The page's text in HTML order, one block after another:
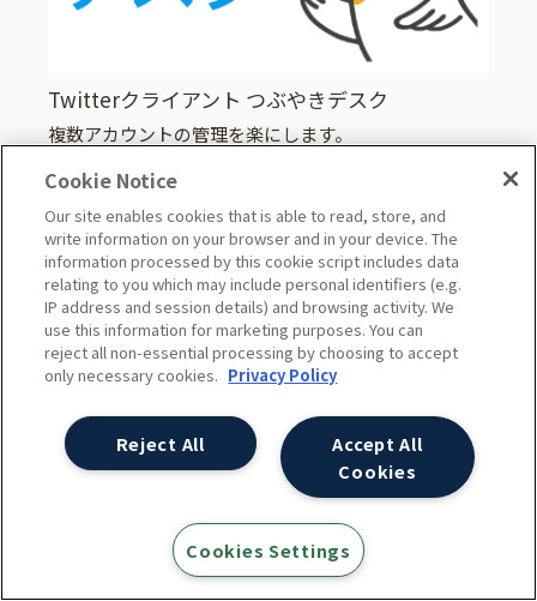
Twitterクライアント つぶやきデスク
複数アカウントの管理を楽にします。
スタッフ執筆書籍 [PR]
ターゲティングのすべて
Cookie Notice
Our site enables cookies that is able to read, store, and
write information on your browser and in your device. The
information processed by this cookie script includes data
relating to you which may include personal identifiers (e.g.
IP address and session details) and browsing activity. We
use this information for marketing purposes. You can
reject all non-essential processing by choosing to accept
only necessary cookies. Privacy Policy
Accept All
Cookies
Reject All
Cookies Settings